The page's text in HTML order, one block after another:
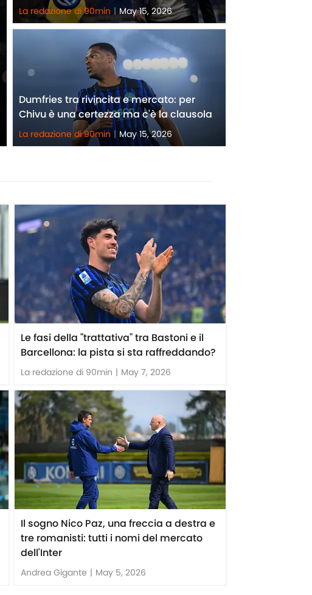
La redazione di 90min | May 15, 2026
Dumfries tra rivincita e mercato: per
Chivu è una certezza ma c'è la clausola
La redazione di 90min | May 15, 2026
Le fasi della "trattativa" tra Bastoni e il
Barcellona: la pista si sta raffreddando?
La redazione di 90min | May 7, 2026
Il sogno Nico Paz, una freccia a destra e
tre romanisti: tutti i nomi del mercato
dell'Inter
Andrea Gigante | May 5, 2026